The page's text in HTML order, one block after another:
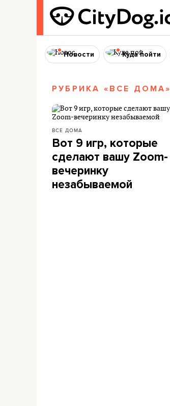
Новости Куда пойти
РУБРИКА «ВСЕ ДОМА»
ВСЕ ДОМА
Вот 9 игр, которые
сделают вашу Zoom-
вечеринку
незабываемой